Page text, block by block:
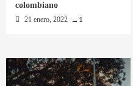
colombiano
21 enero, 2022 1